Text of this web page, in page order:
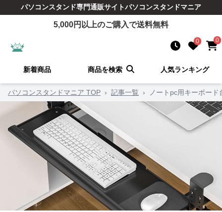
パソコンスタンド専門通販サイトパソコンスタンドマニア
5,000円以上のご購入で送料無料
0 0
新着商品 商品を検索 人気ランキング
パソコンスタンドマニア TOP › 記事一覧 › ノートpc用キーボー